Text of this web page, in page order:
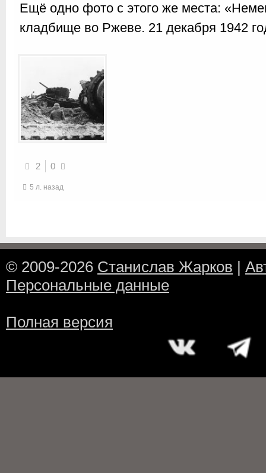
Ещё одно фото с этого же места:
кладбище во Ржеве. 21 декабря 1942
2 0
5 л. назад
© 2009-2026 Станислав Жарков |
Персональные данные
Полная версия